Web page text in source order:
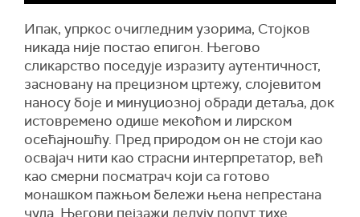
Ипак, упркос очигледним узорима, Стојков
никада није постао епигон. Његово
сликарство поседује изразиту аутентичност,
засновану на прецизном цртежу, слојевитом
наносу боје и минуциозној обради детаља, док
истовремено одише мекоћом и лирском
осећајношћу. Пред природом он не стоји као
освајач нити као страсни интерпретатор, већ
као смерни посматрач који са готово
монашком пажњом бележи њена непрестана
чуда. Његови пејзажи делују попут тихе